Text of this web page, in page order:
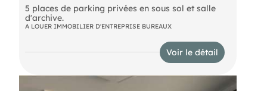
5 places de parking privées en sous sol et salle
d'archive.
A LOUER IMMOBILIER D'ENTREPRISE BUREAUX
Voir le détail